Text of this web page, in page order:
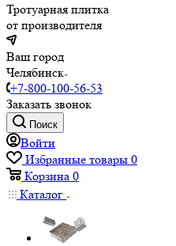
Тротуарная плитка
от производителя
Ваш город
Челябинск
+7-800-100-56-53
Заказать звонок
Поиск
Войти
Избранные товары 0
Корзина 0
Каталог